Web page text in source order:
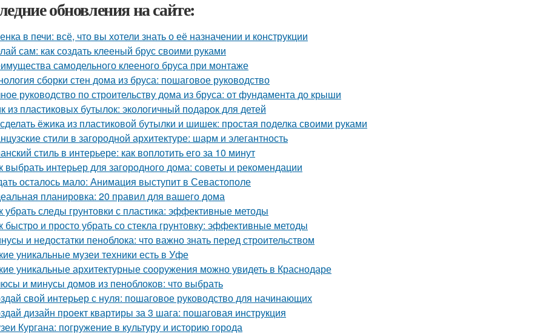
обновления на сайте:
в печи: всё, что вы хотели знать о её назначении и конструкции
сам: как создать клееный брус своими руками
самодельного клееного бруса при монтаже
сборки стен дома из бруса: пошаговое руководство
руководство по строительству дома из бруса: от фундамента до крыши
из пластиковых бутылок: экологичный подарок для детей
ёжика из пластиковой бутылки и шишек: простая поделка своими руками
стили в загородной архитектуре: шарм и элегантность
стиль в интерьере: как воплотить его за 10 минут
выбрать интерьер для загородного дома: советы и рекомендации
осталось мало: Анимация выступит в Севастополе
планировка: 20 правил для вашего дома
убрать следы грунтовки с пластика: эффективные методы
быстро и просто убрать со стекла грунтовку: эффективные методы
и недостатки пеноблока: что важно знать перед строительством
уникальные музеи техники есть в Уфе
уникальные архитектурные сооружения можно увидеть в Краснодаре
и минусы домов из пеноблоков: что выбрать
свой интерьер с нуля: пошаговое руководство для начинающих
дизайн проект квартиры за 3 шага: пошаговая инструкция
Кургана: погружение в культуру и историю города